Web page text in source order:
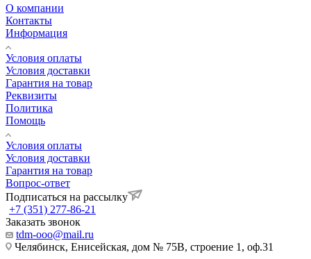
О компании
Контакты
Информация
Условия оплаты
Условия доставки
Гарантия на товар
Реквизиты
Политика
Помощь
Условия оплаты
Условия доставки
Гарантия на товар
Вопрос-ответ
Подписаться на рассылку
+7 (351) 277-86-21
Заказать звонок
tdm-ooo@mail.ru
Челябинск, Енисейская, дом № 75В, строение 1, оф.31